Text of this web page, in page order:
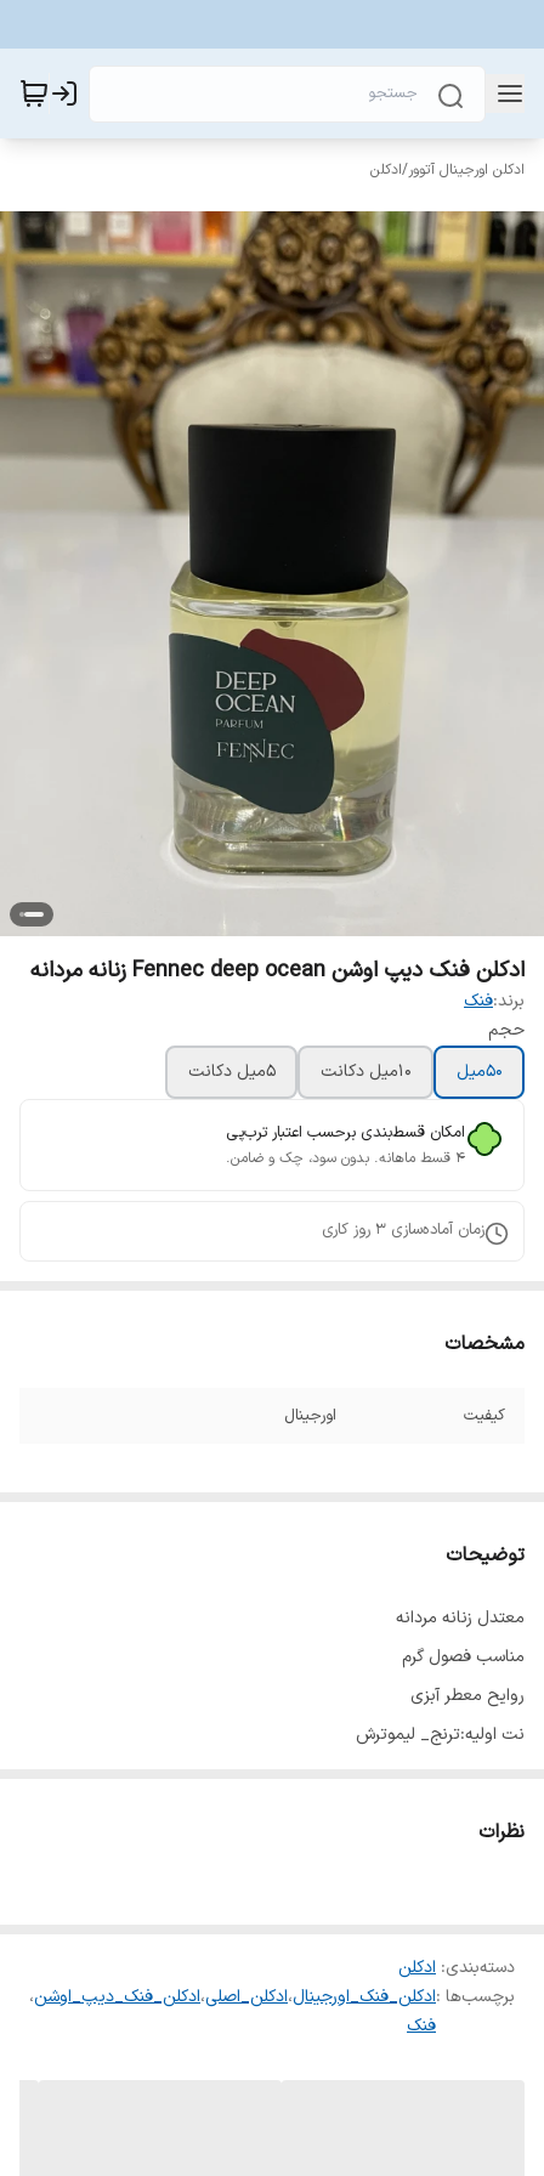
ادکلن اورجینال آتوور/ادکلن
ادکلن فنک دیپ اوشن Fennec deep ocean زنانه مردانه
برند:فنک
حجم
50ميل
10ميل دکانت 5ميل دکانت
امکان قسط‌بندی برحسب اعتبار ترب‌پی
۴ قسط ماهانه. بدون سود، چک و ضامن.
زمان آماده‌سازی 3 روز کاری
مشخصات
کیفیت اورجینال
توضیحات
معتدل زنانه مردانه
مناسب فصول گرم
روایح معطر آبزی
نت اولیه:ترنج_ لیموترش
نظرات
دسته‌بندی: ادکلن
برچسب‌ها :ادکلن_فنک_اورجینال،ادکلن_اصلی،ادکلن_فنک_دیپ_اوشن،
فنک